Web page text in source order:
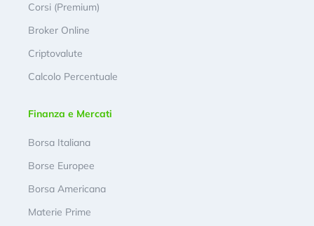
Corsi (Premium)
Broker Online
Criptovalute
Calcolo Percentuale
Finanza e Mercati
Borsa Italiana
Borse Europee
Borsa Americana
Materie Prime